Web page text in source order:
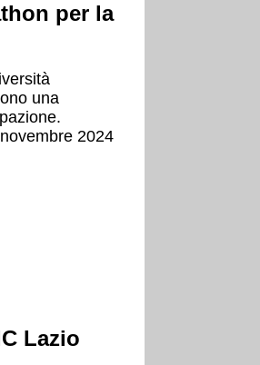
per la
una
2024
Lazio